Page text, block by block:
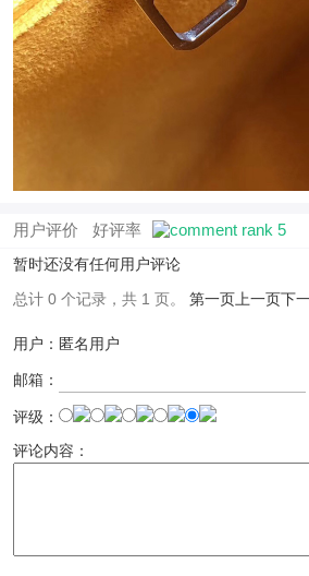
用户评价 好评率
暂时还没有任何用户评论
总计 0 个记录，共 1 页。 第一页 上一页下
用户：匿名用户
邮箱：
评级：
评论内容：